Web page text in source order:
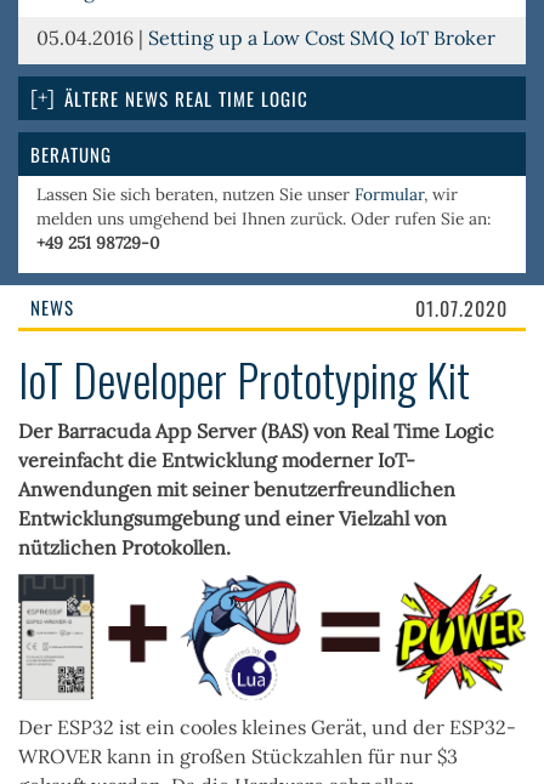
05.04.2016 | Setting up a Low Cost SMQ IoT Broker
ÄLTERE NEWS REAL TIME LOGIC
BERATUNG
Lassen Sie sich beraten, nutzen Sie unser Formular, wir
melden uns umgehend bei Ihnen zurück. Oder rufen Sie an:
+49 251 98729-0
NEWS 01.07.2020
IoT Developer Prototyping Kit
Der Barracuda App Server (BAS) von Real Time Logic
vereinfacht die Entwicklung moderner IoT-
Anwendungen mit seiner benutzerfreundlichen
Entwicklungsumgebung und einer Vielzahl von
nützlichen Protokollen.
Der ESP32 ist ein cooles kleines Gerät, und der ESP32-
WROVER kann in großen Stückzahlen für nur $3